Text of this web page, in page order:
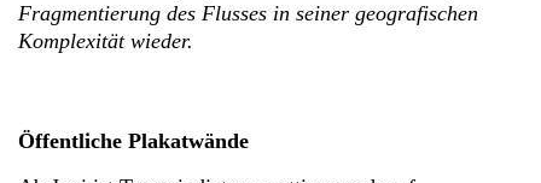
Fragmentierung des Flusses in seiner geografischen
Komplexität wieder.
Öffentliche Plakatwände